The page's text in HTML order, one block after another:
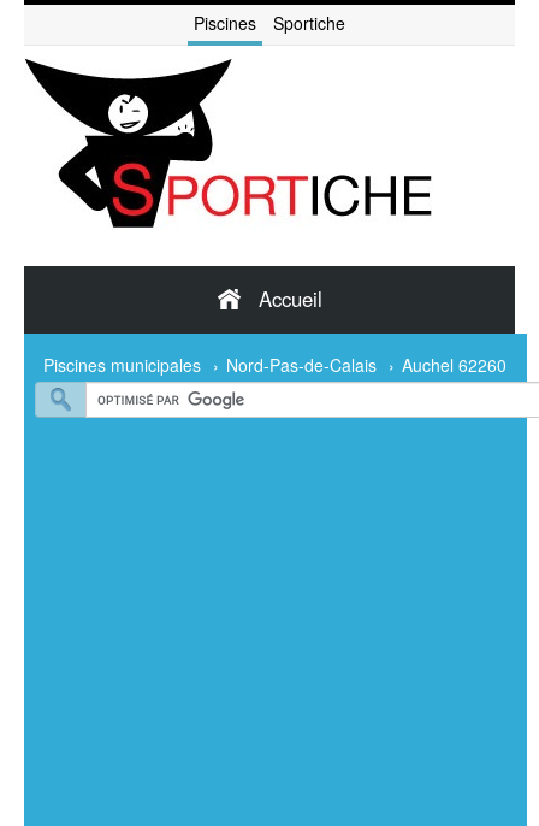
Piscines Sportiche
Accueil
Piscines municipales › Nord-Pas-de-Calais › Auchel 62260